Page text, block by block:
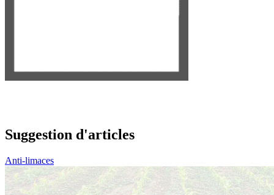
Suggestion d'articles
Anti-limaces